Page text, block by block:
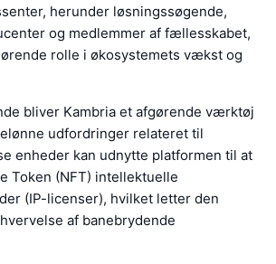
herunder løsningssøgende,
og medlemmer af fællesskabet,
rolle i økosystemets vækst og
bliver Kambria et afgørende værktøj
udfordringer relateret til
enheder kan udnytte platformen til at
Token (NFT) intellektuelle
(IP-licenser), hvilket letter den
af banebrydende